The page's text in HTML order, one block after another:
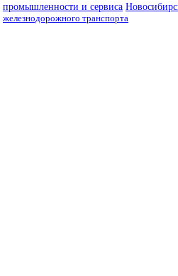
промышленности и сервиса
железнодорожного транспорта